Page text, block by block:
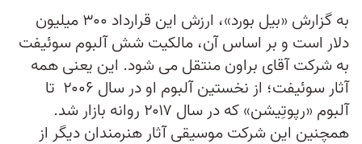
به گزارش «بیل بورد»، ارزش این قرارداد ۳۰۰ میلیون
دلار است و بر اساس آن، مالکیت شش آلبوم سوئیفت
به شرکت آقای براون منتقل می شود. این یعنی همه
آثار سوئیفت؛ از نخستین آلبوم او در سال ۲۰۰۶ تا
آلبوم «رپوتِیشن» که در سال ۲۰۱۷ روانه بازار شد.
همچنین این شرکت موسیقی آثار هنرمندان دیگر از